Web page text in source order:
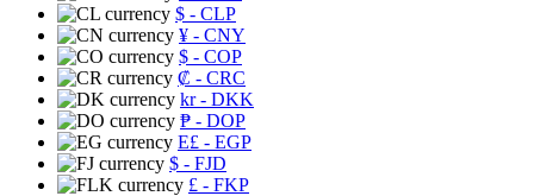
$ - CLP
¥ - CNY
$ - COP
₡ - CRC
kr- DKK
₱ - DOP
E£ - EGP
$ - FJD
£ - FKP